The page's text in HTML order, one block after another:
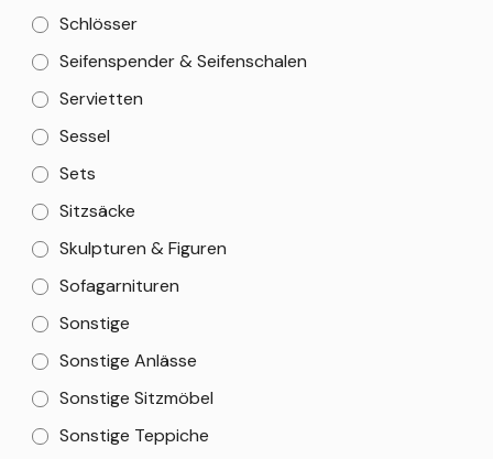
Schlösser
Seifenspender & Seifenschalen
Servietten
Sessel
Sets
Sitzsäcke
Skulpturen & Figuren
Sofagarnituren
Sonstige
Sonstige Anlässe
Sonstige Sitzmöbel
Sonstige Teppiche